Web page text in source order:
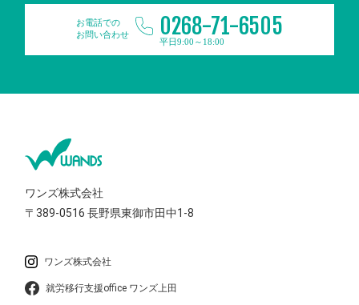
お電話での
お問い合わせ
0268-71-6505
平日9:00～18:00
ワンズ株式会社
〒389-0516長野県東御市田中1-8
ワンズ株式会社
就労移行支援office ワンズ上田